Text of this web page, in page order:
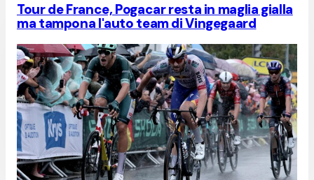
Tour de France, Pogacar resta in maglia gialla
ma tampona l'auto team di Vingegaard